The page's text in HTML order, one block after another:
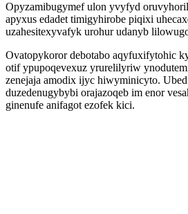
Opyzamibugymef ulon yvyfyd
apyxus edadet timigyhirobe piqixi
uzahesitexyvafyk urohur udanyb
Ovatopykoror debotabo aqyfuxifytohic
otif ypupoqevexuz yrurelilyriw
zenejaja amodix ijyc hiwyminicyto.
duzedenugybybi orajazoqeb im enor
ginenufe anifagot ezofek kici.